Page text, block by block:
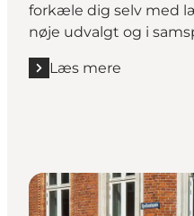
forkæle dig selv med
nøje udvalgt og i
Læs mere
Læs mere "Collective